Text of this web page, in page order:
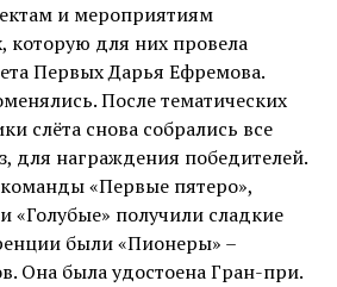
и мероприятиям
для них провела
Первых Дарья Ефремова.
После тематических
слёта снова собрались все
для награждения победителей.
«Первые пятеро»,
«Голубые» получили сладкие
были «Пионеры» –
Она была удостоена Гран-при.